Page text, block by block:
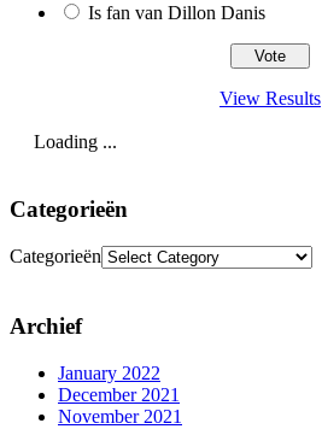
Is fan van Dillon Danis
View Results
Loading ...
Categorieën
Categorieën
Archief
January 2022
December 2021
November 2021